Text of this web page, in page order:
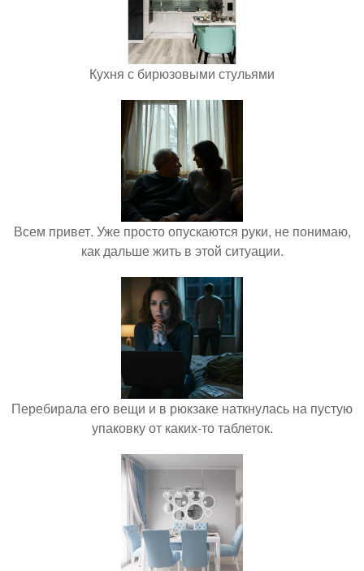
Кухня с бирюзовыми стульями
Всем привет. Уже просто опускаются руки, не понимаю,
как дальше жить в этой ситуации.
Перебирала его вещи и в рюкзаке наткнулась на пустую
упаковку от каких-то таблеток.